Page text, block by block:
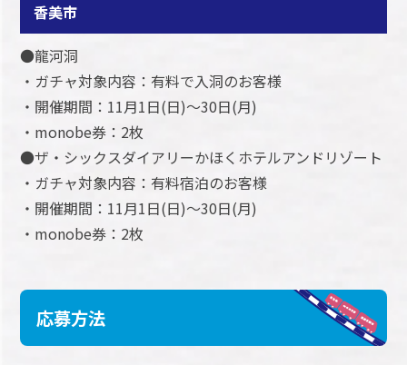
香美市
●龍河洞
・ガチャ対象内容：有料で入洞のお客様
・開催期間：11月1日(日)～30日(月)
・monobe券：2枚
●ザ・シックスダイアリーかほくホテルアンドリゾート
・ガチャ対象内容：有料宿泊のお客様
・開催期間：11月1日(日)～30日(月)
・monobe券：2枚
応募方法